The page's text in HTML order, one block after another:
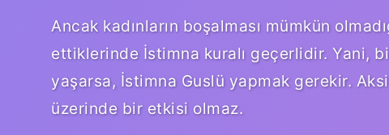
Ancak kadınların boşalması mümkün
ettiklerinde İstimna kuralı geçerlidir. Yani,
yaşarsa, İstimna Guslü yapmak gerekir.
üzerinde bir etkisi olmaz.